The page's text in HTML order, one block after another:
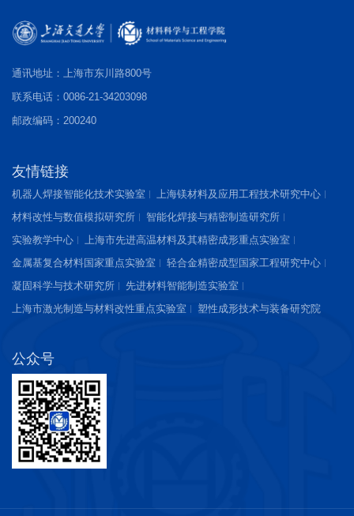
通讯地址：上海市东川路800号
联系电话：0086-21-34203098
邮政编码：200240
友情链接
机器人焊接智能化技术实验室
上海镁材料及应用工程技术研究中心
材料改性与数值模拟研究所
智能化焊接与精密制造研究所
实验教学中心
上海市先进高温材料及其精密成形重点实验室
金属基复合材料国家重点实验室
轻合金精密成型国家工程研究中心
凝固科学与技术研究所
先进材料智能制造实验室
上海市激光制造与材料改性重点实验室
塑性成形技术与装备研究院
公众号